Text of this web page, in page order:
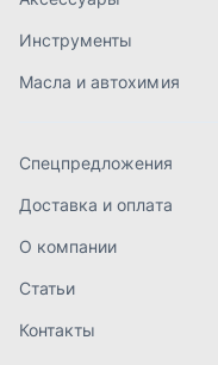
Контакты
order@mteh74.ru
+7 (904) 945-52-55
г. Златоуст